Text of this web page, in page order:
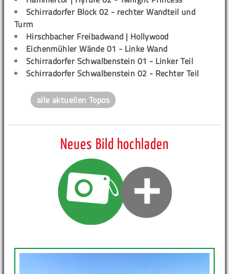
Schirradorfer Block 02 - rechter Wandteil und
Turm
Hirschbacher Freibadwand | Hollywood
Eichenmühler Wände 01 - Linke Wand
Schirradorfer Schwalbenstein 01 - Linker Teil
Schirradorfer Schwalbenstein 02 - Rechter Teil
alle aktuellen Topos
Neues Bild hochladen